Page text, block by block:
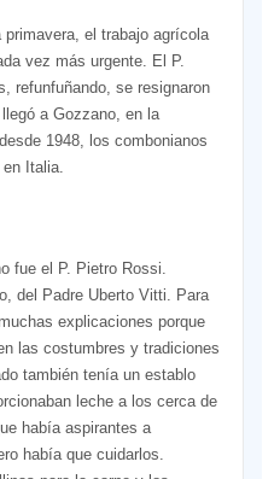
el trabajo agrícola
vez más urgente. El P.
refunfuñando, se resignaron
a Gozzano, en la
1948, los combonianos
Italia.
fue el P. Pietro Rossi.
del Padre Uberto Vitti. Para
explicaciones porque
las costumbres y tradiciones
también tenía un establo
leche a los cerca de
había aspirantes a
había que cuidarlos.